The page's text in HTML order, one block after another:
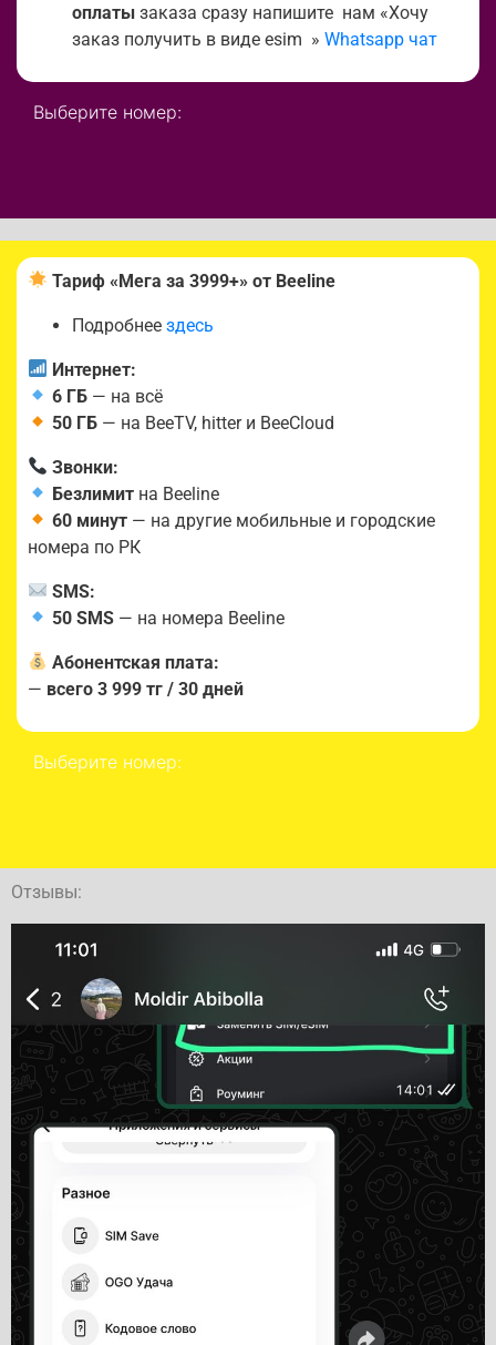
оплаты заказа сразу напишите нам «Хочу
заказ получить в виде esim » Whatsapp чат
Выберите номер:
Тариф «Мега за 3999+» от Beeline
Подробнее здесь
Интернет:
6 ГБ — на всё
50 ГБ — на BeeTV, hitter и BeeCloud
Звонки:
Безлимит на Beeline
60 минут — на другие мобильные и городские
номера по РК
SMS:
50 SMS — на номера Beeline
Абонентская плата:
— всего 3 999 тг / 30 дней
Выберите номер:
Отзывы: